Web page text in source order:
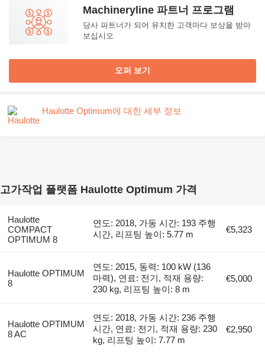
Machineryline 파트너 프로그램
당사 파트너가 되어 유치한 고객마다 보상을 받아
보십시오
오퍼 보기
Haulotte Optimum에 대한 세부 정보
고가작업 플랫폼 Haulotte Optimum 가격
Haulotte
COMPACT
OPTIMUM 8
연도: 2018, 가동 시간: 193 주행
시간, 리프팅 높이: 5.77 m
€5,323
Haulotte OPTIMUM
8
연도: 2015, 동력: 100 kW (136
마력), 연료: 전기, 적재 용량:
230 kg, 리프팅 높이: 8 m
€5,000
Haulotte OPTIMUM
8 AC
연도: 2018, 가동 시간: 236 주행
시간, 연료: 전기, 적재 용량: 230
kg, 리프팅 높이: 7.77 m
€2,950